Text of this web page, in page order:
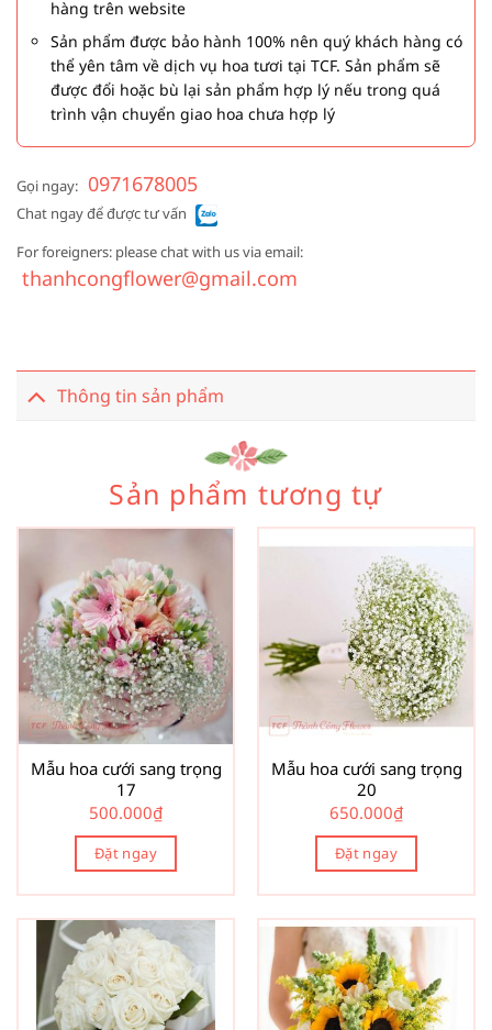
hàng trên website
Sản phẩm được bảo hành 100% nên quý khách hàng có
thể yên tâm về dịch vụ hoa tươi tại TCF. Sản phẩm sẽ
được đổi hoặc bù lại sản phẩm hợp lý nếu trong quá
trình vận chuyển giao hoa chưa hợp lý
Gọi ngay: 0971678005
Chat ngay để được tư vấn
For foreigners: please chat with us via email:
thanhcongflower@gmail.com
Thông tin sản phẩm
Sản phẩm tương tự
Mẫu hoa cưới sang trọng
17
500.000₫
Đặt ngay
Mẫu hoa cưới sang trọng
20
650.000₫
Đặt ngay